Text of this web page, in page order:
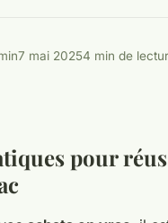
7 mai 20254 min de
pour